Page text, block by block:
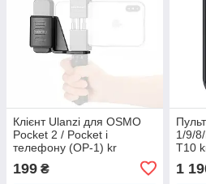
Клієнт Ulanzi для OSMO
Pocket 2 / Pocket і
телефону (OP-1) kr
199 ₴
1/9/
T10
1